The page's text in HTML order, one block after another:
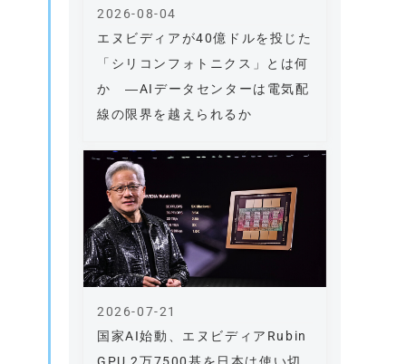
エヌビディアが40億ドルを投じた
「シリコンフォトニクス」とは何
か ―AIデータセンターは電気配
線の限界を越えられるか
2026-08-04
国家AI始動、エヌビディアRubin
GPU 2万7500基を日本は使い切
2026-07-21